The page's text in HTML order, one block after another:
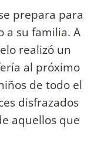
prepara para
a su familia. A
realizó un
al próximo
de todo el
disfrazados
aquellos que